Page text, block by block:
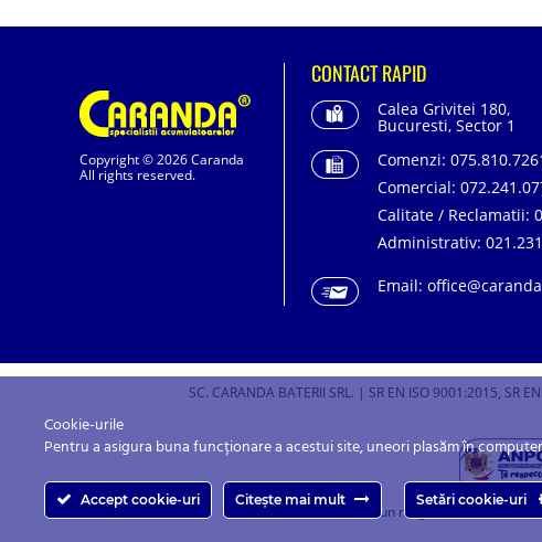
Copyright © 2026 Caranda
All rights reserved.
CONTACT RAPID
Calea Grivitei 180,
Bucuresti, Sector 1
Comenzi:
Comercial:
Calitate / Reclamatii:
Administrativ:
Email:
SC. CARANDA BATERII SRL. | SR EN ISO 9001:2015, SR
Caranda.ro este un magazin online cu
Cookie-urile
Pentru a asigura buna funcționare a acestui site, uneori plasăm în
Accept cookie-uri Citește mai mult Setări cookie-uri